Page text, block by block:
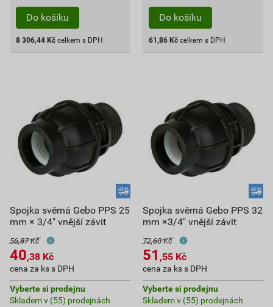
Do košíku
8 306,44 Kč celkem s DPH
Do košíku
61,86 Kč celkem s DPH
Spojka svěrná Gebo PPS 25
mm × 3/4" vnější závit
56,87 Kč
40,38 Kč
cena za ks s DPH
Vyberte si prodejnu
Skladem v (55) prodejnách
Spojka svěrná Gebo PPS 32
mm ×3/4" vnější závit
72,60 Kč
51 ,55 Kč
cena za ks s DPH
Vyberte si prodejnu
Skladem v (55) prodejnách